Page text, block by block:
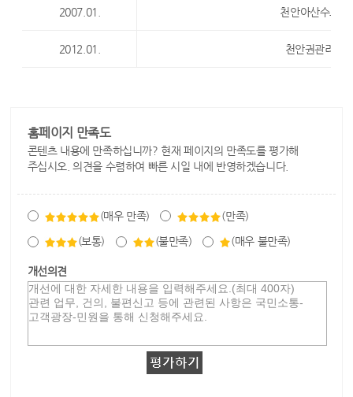
2007.01. 천안아산수도관
2012.01. 천안권관리단
홈페이지 만족도
콘텐츠 내용에 만족하십니까? 현재 페이지의 만족도를 평가해
주십시오. 의견을 수렴하여 빠른 시일 내에 반영하겠습니다.
(매우 만족) (만족)
(보통) (불만족) (매우 불만족)
개선의견